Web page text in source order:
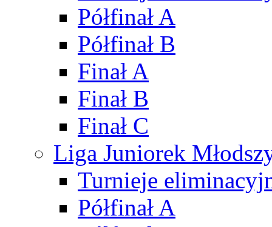
Półfinał A
Półfinał B
Finał A
Finał B
Finał C
Liga Juniorek
Turnieje
Półfinał A